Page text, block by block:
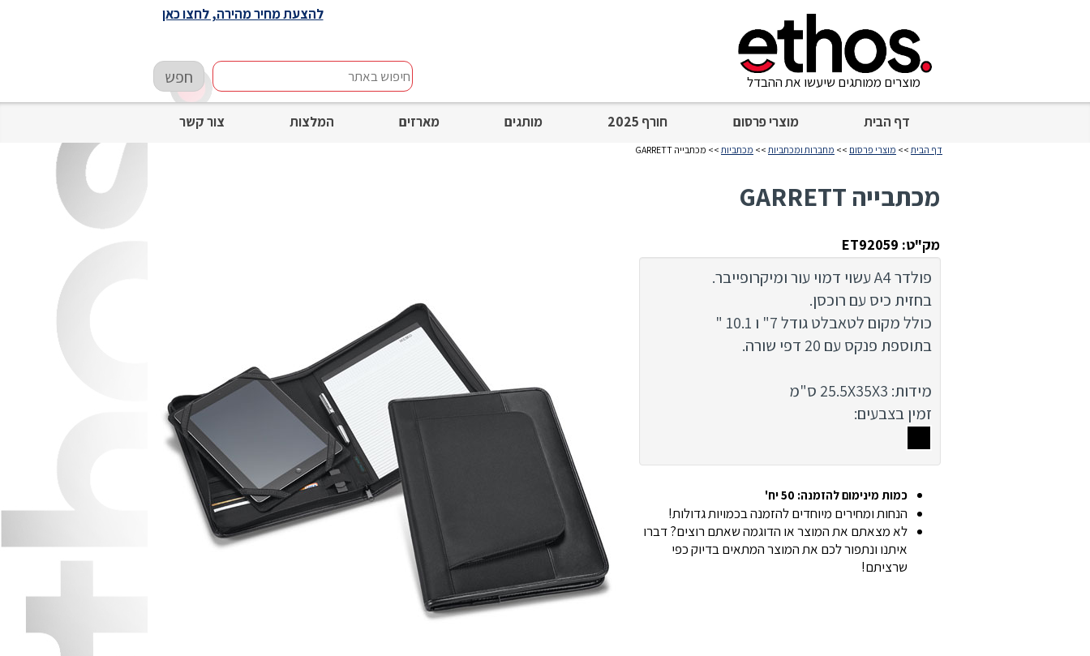
דף הבית מוצרי פרסום חורף 2025 מותגים מארזים המלצות צור קשר
חיפוש
באתר
חפש מוצרים ממותגים שיעשו את ההבדל
להצעת מחיר מהירה, לחצו כאן
דף הבית >> מוצרי פרסום >> מחברות ומכתביות >> מכתביות >> מכתבייה GARRETT
מכתבייה GARRETT
מק"ט: ET92059
פולדר A4 עשוי דמוי עור ומיקרופייבר.
בחזית כיס עם רוכסן.
כולל מקום לטאבלט גודל 7" ו 10.1 "
בתוספת פנקס עם 20 דפי שורה.
מידות: 25.5X35X3 ס"מ
זמין בצבעים:
כמות מינימום להזמנה: 50 יח'
הנחות ומחירים מיוחדים להזמנה בכמויות גדולות!
לא מצאתם את המוצר או הדוגמה שאתם רוצים? דברו
איתנו ונתפור לכם את המוצר המתאים בדיוק כפי
שרציתם!